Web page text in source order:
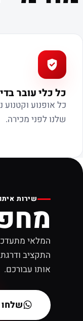
כל כלי עובר
כל אופנוע
שלנו לפני מכירה.
שירות
המלאי
התקציב
אותו עבורכם.